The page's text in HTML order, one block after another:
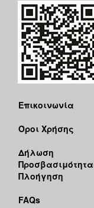
Επικοινωνία
Όροι Χρήσης
Δήλωση
Πλοήγηση
FAQs